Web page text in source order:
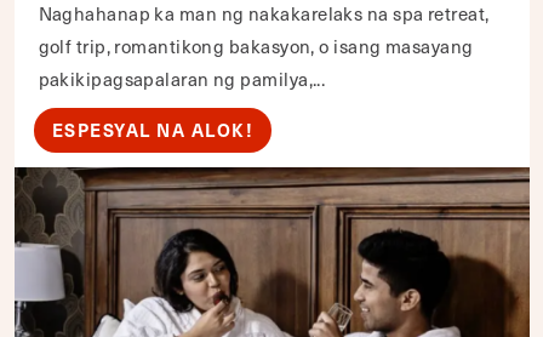
Naghahanap ka man ng nakakarelaks na spa retreat,
golf trip, romantikong bakasyon, o isang masayang
pakikipagsapalaran ng pamilya,...
ESPESYAL NA ALOK!